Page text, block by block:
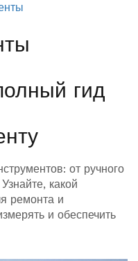
гид
от ручного
какой
ремонта и
и обеспечить